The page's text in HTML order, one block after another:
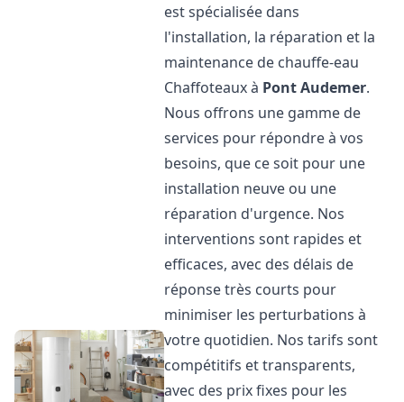
est spécialisée dans
l'installation, la réparation et la
maintenance de chauffe-eau
Chaffoteaux à Pont Audemer.
Nous offrons une gamme de
services pour répondre à vos
besoins, que ce soit pour une
installation neuve ou une
réparation d'urgence. Nos
interventions sont rapides et
efficaces, avec des délais de
réponse très courts pour
minimiser les perturbations à
votre quotidien. Nos tarifs sont
compétitifs et transparents,
avec des prix fixes pour les